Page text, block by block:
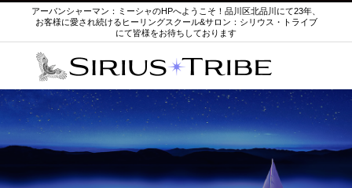
アーバンシャーマン：ミーシャのHPへようこそ！品川区北品川にて23年、
お客様に愛され続けるヒーリングスクール&サロン：シリウス・トライブ
にて皆様をお待ちしております